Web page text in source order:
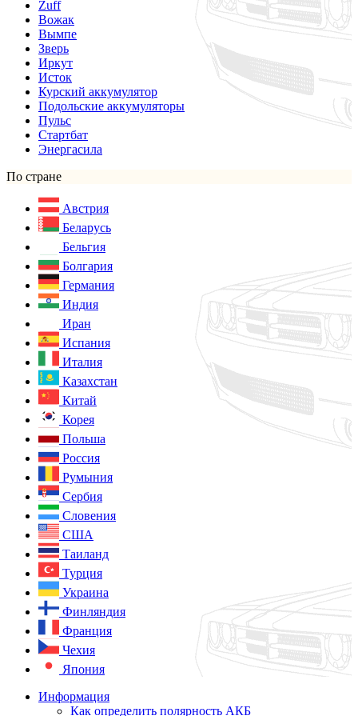
Zuff
Вожак
Вымпе
Зверь
Иркут
Исток
Курский аккумулятор
Подольские аккумуляторы
Пульс
Стартбат
Энергасила
По стране
Австрия
Беларусь
Бельгия
Болгария
Германия
Индия
Иран
Испания
Италия
Казахстан
Китай
Корея
Польша
Россия
Румыния
Сербия
Словения
США
Таиланд
Турция
Украина
Финляндия
Франция
Чехия
Япония
Информация
Как определить полярность АКБ